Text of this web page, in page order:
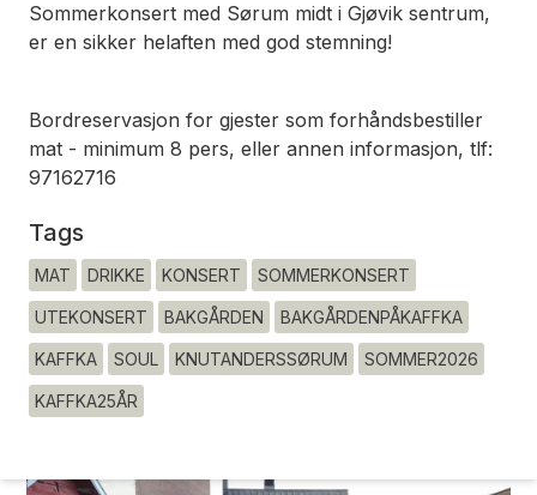
Sommerkonsert med Sørum midt i Gjøvik sentrum,
er en sikker helaften med god stemning!
Bordreservasjon for gjester som forhåndsbestiller
mat - minimum 8 pers, eller annen informasjon, tlf:
97162716
Tags
MAT DRIKKE KONSERT SOMMERKONSERT
UTEKONSERT BAKGÅRDEN BAKGÅRDENPÅKAFFKA
KAFFKA SOUL KNUTANDERSSØRUM SOMMER2026
KAFFKA25ÅR